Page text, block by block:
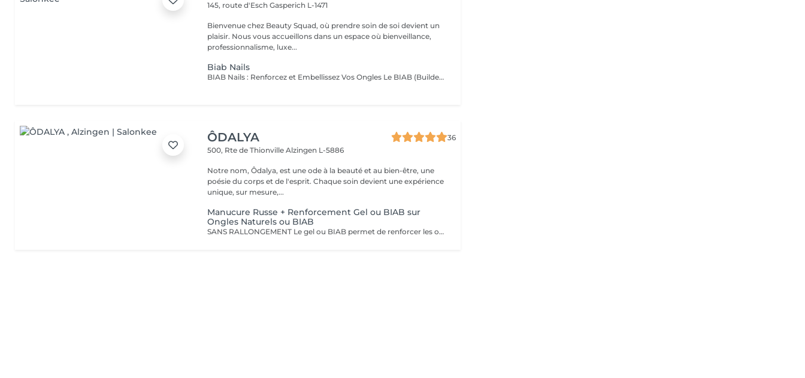
145, route d'EschGasperich L-1471
Bienvenue chez Beauty Squad, où prendre soin de soi devient un
plaisir. Nous vous accueillons dans un espace où bienveillance,
professionnalisme, luxe...
Biab Nails
BIAB Nails : Renforcez et Embellissez Vos Ongles Le BIAB (Builder In A Bottle) est une base semi-permanente innovante qui renforce vos ongles naturels tout en leur apportant une finition lisse et élégante. Idéal pour les ongles fragiles ou en quête de longueur, il offre une tenue longue durée sans abîmer la plaque de l'ongle. La manucure russe et le massage des mains sont automatiquement inclus dans la prestation. Nous mettons un point d'honneur à vous offrir un environnement aux conditions d'hygiène strictes : matériel désinfecté, stérilisé, à usage unique. La base teintée, pour un résultat propre et naturelle. La couleur simple, pour un résultat élégant. Vous pouvez également vous laisser tenter par une french, de la déco' ou même laisser carte blanche à votre esthéticienne, pour plus d'exclusivité !. Tester c'est l'adopter !
ÔDALYA
36
500, Rte de ThionvilleAlzingen L-5886
Notre nom, Ôdalya, est une ode à la beauté et au bien-être, une
poésie du corps et de l'esprit. Chaque soin devient une expérience
unique, sur mesure,...
Manucure Russe + Renforcement Gel ou BIAB sur
Ongles Naturels ou BIAB
SANS RALLONGEMENT Le gel ou BIAB permet de renforcer les ongles naturels pour une tenue jusqu'à 4 semaines. Après diagnostic, nous vous conseillons sur le choix de la technique en fonction de la nature de vos ongles. Tout notre matériel est à usage unique et/ou stérilisé pour garantir une hygiène irréprochable durant votre prestation.